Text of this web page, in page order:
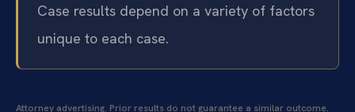
Case results depend on a variety of factors
unique to each case.
Attorney advertising. Prior results do not guarantee a similar outcome.